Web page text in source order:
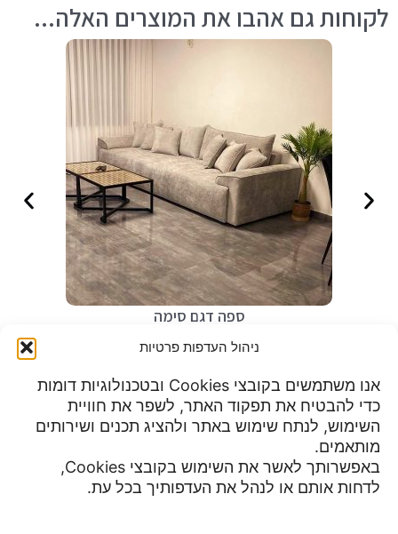
ניהול העדפות פרטיות
אנו משתמשים בקובצי Cookies ובטכנולוגיות דומות
כדי להבטיח את תפקוד האתר, לשפר את חוויית
השימוש, לנתח שימוש באתר ולהציג תכנים ושירותים
מותאמים.
באפשרותך לאשר את השימוש בקובצי Cookies,
לדחות אותם או לנהל את העדפותיך בכל עת.
לקוחות גם אהבו את המוצרים האלה...
ספה דגם סימה
מדיניות פרטיות
תנאי שימוש
הצהרת נגישות
צור קשר
שעות פעילות:
יום שישי 8:30 עד 15:00
מוצ"ש עד חצות